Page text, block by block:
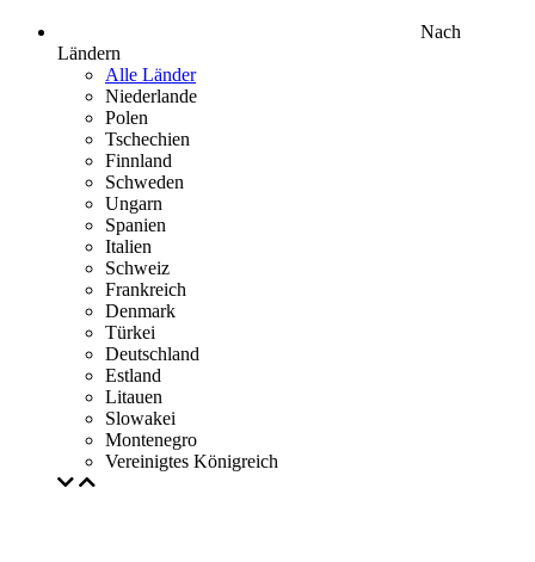
Nach
Ländern
Alle Länder
Niederlande
Polen
Tschechien
Finnland
Schweden
Ungarn
Spanien
Italien
Schweiz
Frankreich
Denmark
Türkei
Deutschland
Estland
Litauen
Slowakei
Montenegro
Vereinigtes Königreich